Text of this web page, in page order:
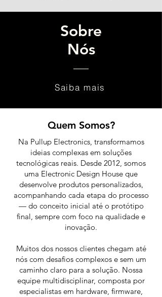
Sobre
Nós
Saiba mais
Quem Somos?
Na Pullup Electronics, transformamos
ideias complexas em soluções
tecnológicas reais. Desde 2012, somos
uma Electronic Design House que
desenvolve produtos personalizados,
acompanhando cada etapa do processo
— do conceito inicial até o protótipo
final, sempre com foco na qualidade e
inovação.
Muitos dos nossos clientes chegam até
nós com desafios complexos e sem um
caminho claro para a solução. Nossa
equipe multidisciplinar, composta por
especialistas em hardware, firmware,